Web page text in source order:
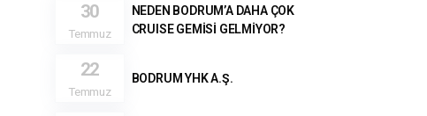
30
Temmuz
NEDEN BODRUM’A DAHA ÇOK
CRUISE GEMİSİ GELMİYOR?
22
Temmuz
BODRUM YHK A.Ş.